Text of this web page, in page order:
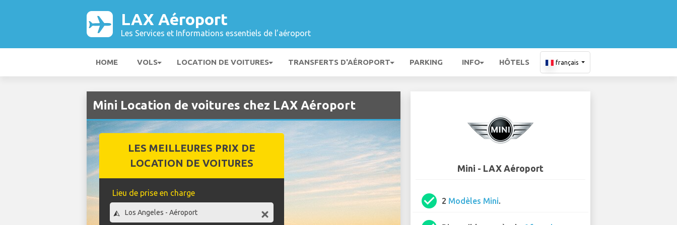
LAX Aéroport
Les Services et Informations essentiels de l’aéroport
HOME VOLS LOCATION DE VOITURES TRANSFERTS D'AÉROPORT PARKING INFO HÔTELS français
Mini Location de voitures chez LAX Aéroport
LES MEILLEURES PRIX DE
LOCATION DE VOITURES
Lieu de prise en charge
Mini - LAX Aéroport
check_circle 2 Modèles Mini.